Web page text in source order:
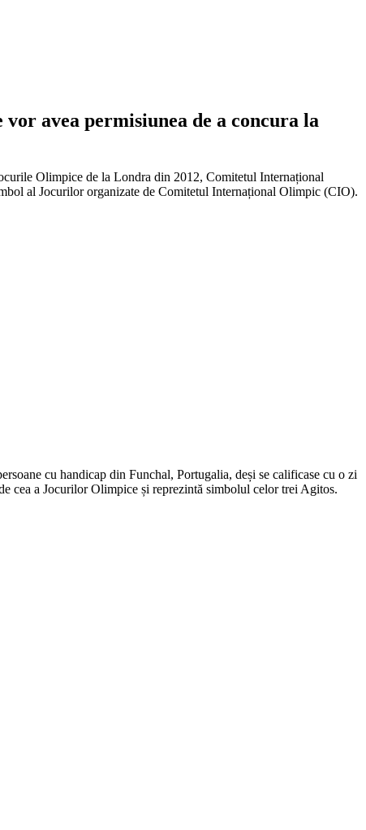
avea permisiunea de a concura la
Olimpice de la Londra din 2012, Comitetul Internațional
al Jocurilor organizate de Comitetul Internațional Olimpic (CIO).
cu handicap din Funchal, Portugalia, deși se calificase cu o zi
cea a Jocurilor Olimpice și reprezintă simbolul celor trei Agitos.